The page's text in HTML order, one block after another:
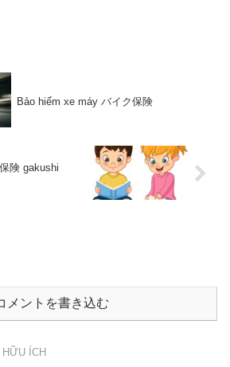
Bảo hiểm xe máy バイク保険
険 gakushi
メントを書き込む
ÍCH